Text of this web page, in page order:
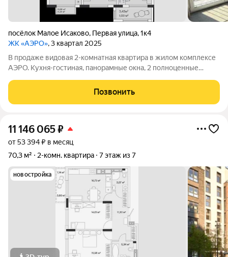
посёлок Малое Исаково, Первая улица,1к4
ЖК «АЭРО», 3 квартал 2025
В продаже видовая 2-комнатная квартира в жилом комплексе
АЭРО. Кухня-гостиная, панорамные окна, 2 полноценные
спальни правильной формы, гардеробная. Дом сдан, идёт
активное заселение жильцов,
Позвонить
11 146 065₽
от 53 394 ₽ в месяц
70,3 м²
2-комн. квартира 7 этаж из 7
новостройка